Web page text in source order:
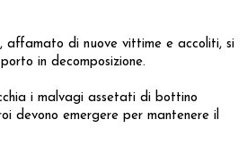
affamato di nuove vittime e accoliti, si
in decomposizione.
i malvagi assetati di bottino
devono emergere per mantenere il